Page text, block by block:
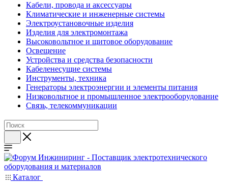
Кабели, провода и аксессуары
Климатические и инженерные системы
Электроустановочные изделия
Изделия для электромонтажа
Высоковольтное и щитовое оборудование
Освещение
Устройства и средства безопасности
Кабеленесущие системы
Инструменты, техника
Генераторы электроэнергии и элементы питания
Низковольтное и промышленное электрооборудование
Связь, телекоммуникации
Каталог